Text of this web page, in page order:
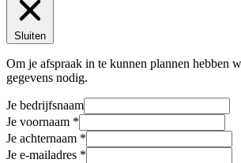
Sluiten
Om je afspraak in te kunnen plannen hebben
gegevens nodig.
Je bedrijfsnaam
Je voornaam
Je achternaam
Je e-mailadres